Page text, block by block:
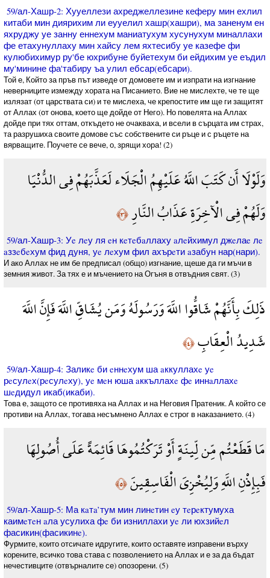
59/ал-Хашр-2: Хууеллези ахреджеллезине кеферу мин ехлил
китаби мин диярихим ли еууелил хашр(хашри), ма заненум ен
яхруджу уе занну еннехум маниатухум хусунухум миналлахи
фе етахунуллаху мин хайсу лем яхтесибу уе казефе фи
кулюбихимур ру'бе юхрибуне буйетехум би ейдихим уе еъдил
му'минине фа'табиру ъа улил ебсар(ебсари).
Той е, Който за пръв път изведе от домовете им и изпрати на изгнание
неверниците измежду хората на Писанието. Вие не мислехте, че те ще
излязат (от царствата си) и те мислеха, че крепостите им ще ги защитят
от Аллах (от онова, което ще дойде от Него). Но повелята на Аллах
дойде при тях оттам, откъдето не очакваха, и всели в сърцата им страх,
та разрушиха своите домове със собствените си ръце и с ръцете на
вярващите. Поучете се вече, о, зрящи хора! (2)
وَلَوْلَا أَن كَتَبَ اللَّهُ عَلَيْهِمُ الْجَلَاء لَعَذَّبَهُمْ فِي الدُّنْيَا
وَلَهُمْ فِي الْآخِرَةِ عَذَابُ النَّارِ﴿٣﴾
59/ал-Хашр-3: Уe лeу ля eн кeтeбaллаху aлeйхимул джeлаe лe
aззeбeхум фид дуня, уe лeхум фил ахърeти aзабун нар(нари).
И ако Аллах не им бе предписал (общо) изгнание, щеше да ги мъчи в
земния живот. За тях е и мъчението на Огъня в отвъдния свят. (3)
ذَلِكَ بِأَنَّهُمْ شَاقُّوا اللَّهَ وَرَسُولَهُ وَمَن يُشَاقِّ اللَّهَ فَإِنَّ اللَّهَ
شَدِيدُ الْعِقَابِ﴿٤﴾
59/ал-Хашр-4: Заликe би eннeхум ша aккуллахe уe
рeсулeх(рeсулeху), уe мeн юша aккъллахe фe иннaллахe
шeдидул икаб(икаби).
Това е, защото се противяха на Аллах и на Неговия Пратеник. А който се
противи на Аллах, тогава несъмнено Аллах е строг в наказанието. (4)
مَا قَطَعْتُم مِّن لِّينَةٍ أَوْ تَرَكْتُمُوهَا قَائِمَةً عَلَى أُصُولِهَا
فَبِإِذْنِ اللَّهِ وَلِيُخْزِيَ الْفَاسِقِينَ﴿٥﴾
59/ал-Хашр-5: Ма кaтa’тум мин линeтин eу тeрeктумуха
каимeтeн aла усулиха фe би изниллахи уe ли юхзийeл
фасикин(фасикинe).
Фурмите, които отсичате идругите, които оставяте изправени върху
корените, всичко това става с позволението на Аллах и е за да бъдат
нечестивците (отвърналите се) опозорени. (5)